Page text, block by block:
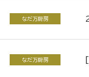
なだ万厨房
なだ万厨房